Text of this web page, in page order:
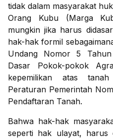
tidak dalam masyarakat
Orang Kubu (Marga
mungkin jika harus
hak-hak formil
Undang Nomor 5
Dasar Pokok-pokok
kepemilikan atas
Peraturan Pemerintah
Pendaftaran Tanah.
Bahwa hak-hak
seperti hak ulayat, harus